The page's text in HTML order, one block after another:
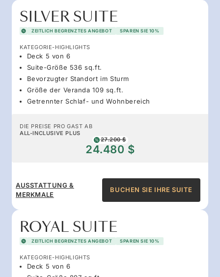
SILVER SUITE
ZEITLICH BEGRENZTES ANGEBOT SPAREN SIE 10%
KATEGORIE-HIGHLIGHTS
Deck 5 von 6
Suite-Größe 536 sq.ft.
Bevorzugter Standort im Sturm
Größe der Veranda 109 sq.ft.
Getrennter Schlaf- und Wohnbereich
DIE PREISE PRO GAST AB
ALL-INCLUSIVE PLUS
27.200 $
24.480 $
AUSSTATTUNG &
MERKMALE
BUCHEN SIE IHRE SUITE
ROYAL SUITE
ZEITLICH BEGRENZTES ANGEBOT SPAREN SIE 10%
KATEGORIE-HIGHLIGHTS
Deck 5 von 6